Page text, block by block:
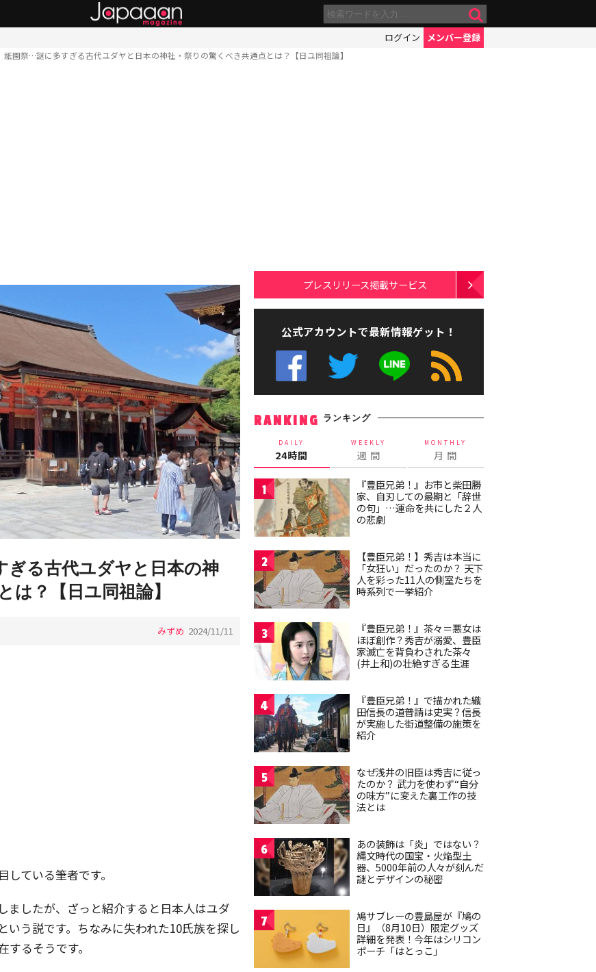
ログイン メンバー登録
祇園祭…謎に多すぎる古代ユダヤと日本の神社・祭りの驚くべき共通点とは？【日ユ同祖論】
ぎる古代ユダヤと日本の神
は？【日ユ同祖論】
みずめ 2024/11/11
ている筆者です。
ましたが、ざっと紹介すると日本人はユダ
う説です。ちなみに失われた10氏族を探し
るそうです。
プレスリリース掲載サービス
公式アカウントで最新情報ゲット！
RANKING ランキング
DAILY
24時間
WEEKLY
週 間
MONTHLY
月 間
1
『豊臣兄弟！』お市と柴田勝
家、自刃しての最期と「辞世
の句」…運命を共にした２人
の悲劇
2
【豊臣兄弟！】秀吉は本当に
「女狂い」だったのか？ 天下
人を彩った11人の側室たちを
時系列で一挙紹介
3
『豊臣兄弟！』茶々＝悪女は
ほぼ創作？秀吉が溺愛、豊臣
家滅亡を背負わされた茶々
(井上和)の壮絶すぎる生涯
4
『豊臣兄弟！』で描かれた織
田信長の道普請は史実？信長
が実施した街道整備の施策を
紹介
5
なぜ浅井の旧臣は秀吉に従っ
たのか？ 武力を使わず“自分
の味方”に変えた裏工作の技
法とは
6
あの装飾は「炎」ではない？
縄文時代の国宝・火焔型土
器、5000年前の人々が刻んだ
謎とデザインの秘密
7
鳩サブレーの豊島屋が『鳩の
日』（8月10日）限定グッズ
詳細を発表！今年はシリコン
ポーチ「はとっこ」